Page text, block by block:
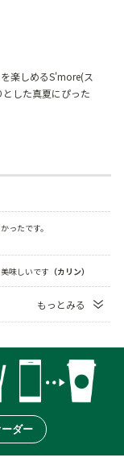
楽しめるS'more(ス
した真夏にぴった
ったです。
味しいです （カリン）
もっとみる
ダー